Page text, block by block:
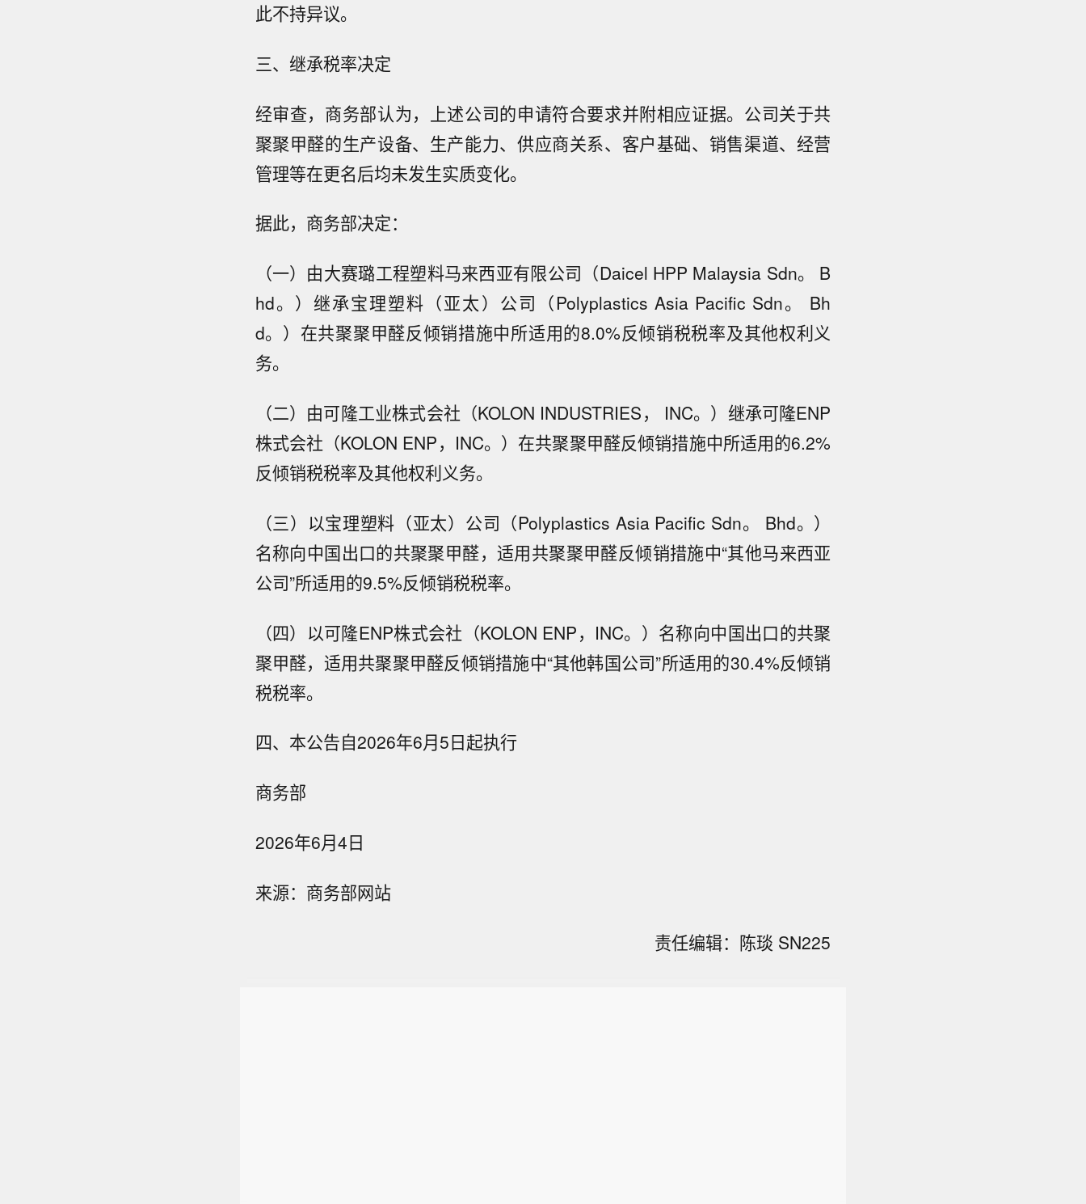
此不持异议。
三、继承税率决定
经审查，商务部认为，上述公司的申请符合要求并附相应证据。公司关于共
聚聚甲醛的生产设备、生产能力、供应商关系、客户基础、销售渠道、经营
管理等在更名后均未发生实质变化。
据此，商务部决定：
（一）由大赛璐工程塑料马来西亚有限公司（Daicel HPP Malaysia Sdn。 B
hd。）继承宝理塑料（亚太）公司（Polyplastics Asia Pacific Sdn。 Bh
d。）在共聚聚甲醛反倾销措施中所适用的8.0%反倾销税税率及其他权利义
务。
（二）由可隆工业株式会社（KOLON INDUSTRIES， INC。）继承可隆ENP
株式会社（KOLON ENP，INC。）在共聚聚甲醛反倾销措施中所适用的6.2%
反倾销税税率及其他权利义务。
（三）以宝理塑料（亚太）公司（Polyplastics Asia Pacific Sdn。 Bhd。）
名称向中国出口的共聚聚甲醛，适用共聚聚甲醛反倾销措施中“其他马来西亚
公司”所适用的9.5%反倾销税税率。
（四）以可隆ENP株式会社（KOLON ENP，INC。）名称向中国出口的共聚
聚甲醛，适用共聚聚甲醛反倾销措施中“其他韩国公司”所适用的30.4%反倾销
税税率。
四、本公告自2026年6月5日起执行
商务部
2026年6月4日
来源：商务部网站
责任编辑：陈琰 SN225